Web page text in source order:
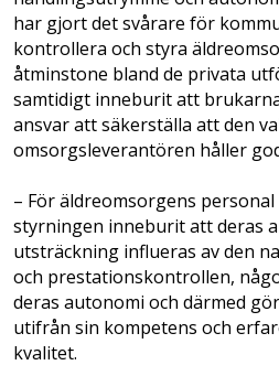
har gjort det svårare för
kontrollera och styra
åtminstone bland de privata
samtidigt inneburit att
ansvar att säkerställa att den
omsorgsleverantören håller
– För äldreomsorgens
styrningen inneburit att deras
utsträckning influeras av den
och prestationskontrollen,
deras autonomi och därmed
utifrån sin kompetens och
kvalitet.